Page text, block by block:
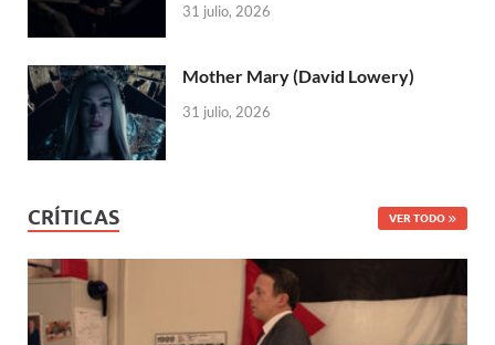
31 julio, 2026
Mother Mary (David Lowery)
31 julio, 2026
CRÍTICAS VER TODO